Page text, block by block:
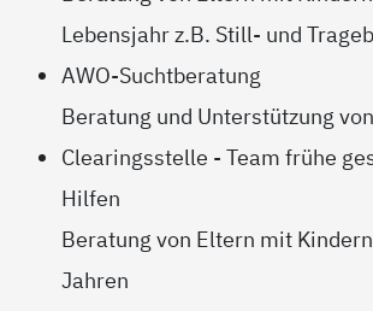
Lebensjahr z.B. Still- und
AWO-Suchtberatung
Beratung und Unterstützung
Clearingsstelle - Team frühe
Hilfen
Beratung von Eltern mit
Jahren